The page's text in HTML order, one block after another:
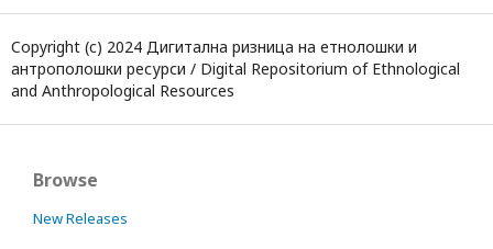
Copyright (c) 2024 Дигитална ризница на етнолошки и
антрополошки ресурси / Digital Repositorium of Ethnological
and Anthropological Resources
Browse
New Releases